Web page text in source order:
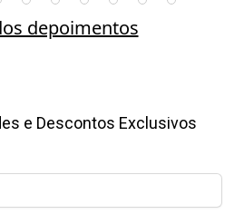
depoimentos
e Descontos Exclusivos